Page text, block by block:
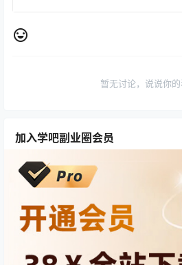
暂无讨论，说说你
加入学吧副业圈会员